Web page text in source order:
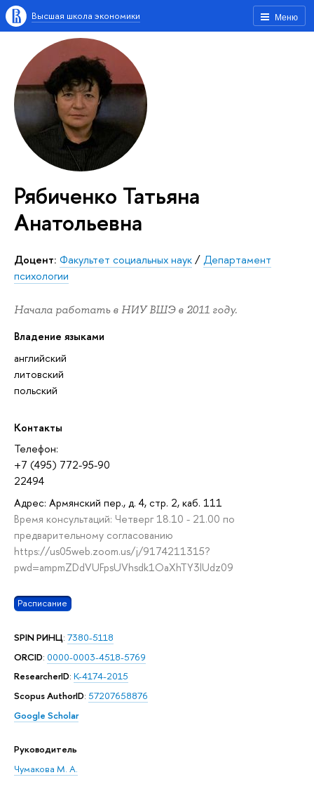
Меню
Высшая школа экономики
Рябиченко Татьяна
Анатольевна
Доцент: Факультет социальных наук/Департамент
психологии
Начала работать в НИУ ВШЭ в 2011 году.
Владение языками
английский
литовский
польский
Контакты
Телефон:
+7 (495) 772-95-90
22494
Адрес: Армянский пер., д. 4, стр. 2, каб. 111
Время консультаций: Четверг 18.10 - 21.00 по
предварительному согласованию
https://us05web.zoom.us/j/9174211315?
pwd=ampmZDdVUFpsUVhsdk1OaXhTY3lUdz09
Расписание
SPIN РИНЦ: 7380-5118
ORCID: 0000-0003-4518-5769
ResearcherID: K-4174-2015
Scopus AuthorID: 57207658876
Google Scholar
Руководитель
Чумакова М. А.